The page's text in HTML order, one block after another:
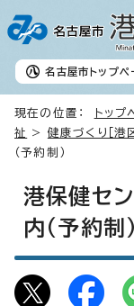
名古屋市 トップペ
現在の位置： トップ
祉
> 健康づくり［港区
（予約制）
港保健セ
内（予約制）